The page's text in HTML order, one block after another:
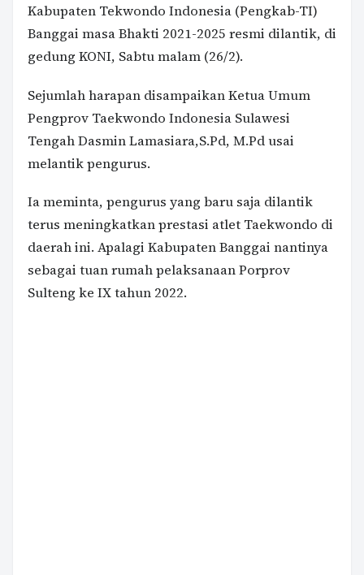
Kabupaten Tekwondo Indonesia (Pengkab-TI)
Banggai masa Bhakti 2021-2025 resmi dilantik, di
gedung KONI, Sabtu malam (26/2).
Sejumlah harapan disampaikan Ketua Umum
Pengprov Taekwondo Indonesia Sulawesi
Tengah Dasmin Lamasiara,S.Pd, M.Pd usai
melantik pengurus.
Ia meminta, pengurus yang baru saja dilantik
terus meningkatkan prestasi atlet Taekwondo di
daerah ini. Apalagi Kabupaten Banggai nantinya
sebagai tuan rumah pelaksanaan Porprov
Sulteng ke IX tahun 2022.